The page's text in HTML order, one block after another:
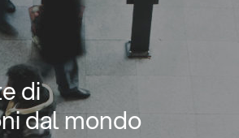
di
dal mondo